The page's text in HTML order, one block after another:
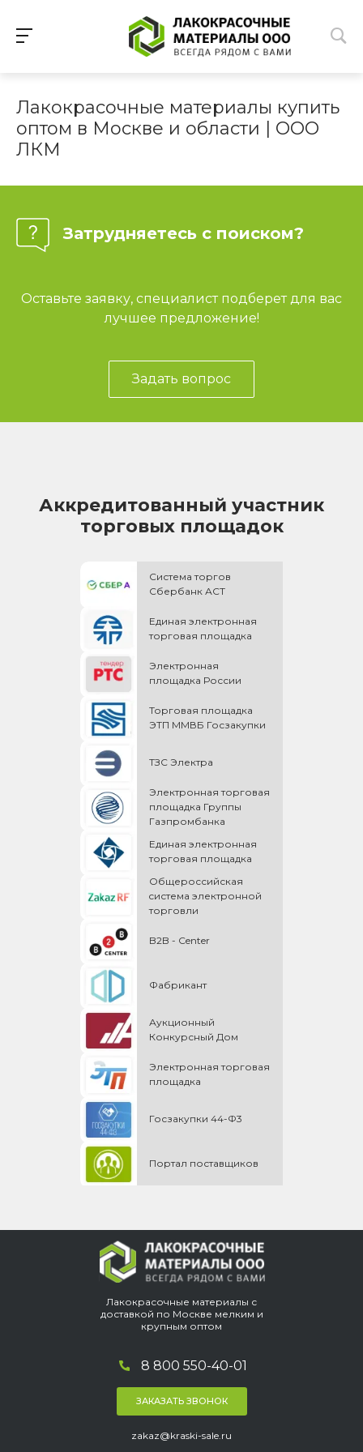
Лакокрасочные материалы купить
оптом в Москве и области | ООО
ЛКМ
Затрудняетесь с поиском?
Оставьте заявку, специалист подберет для вас
лучшее предложение!
Задать вопрос
Аккредитованный участник
торговых площадок
Система торгов
Сбербанк АСТ
Единая электронная
торговая площадка
Электронная
площадка России
Торговая площадка
ЭТП ММВБ Госзакупки
ТЗС Электра
Электронная торговая
площадка Группы
Газпромбанка
Единая электронная
торговая площадка
Общероссийская
cистема электронной
торговли
B2B - Center
Фабрикант
Аукционный
Конкурсный Дом
Электронная торговая
площадка
Госзакупки 44-Ф3
Портал поставщиков
Лакокрасочные материалы с
доставкой по Москве мелким и
крупным оптом
8 800 550-40-01
ЗАКАЗАТЬ ЗВОНОК
zakaz@kraski-sale.ru